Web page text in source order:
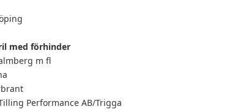
med förhinder
m fl
Performance AB/Trigga